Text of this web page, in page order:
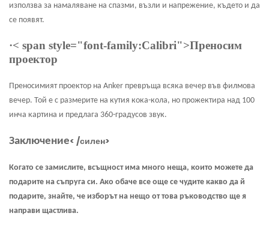
използва за намаляване на спазми, възли и напрежение, където и да
се появят.
·< span style="font-family:Calibri">Преносим
проектор
Преносимият проектор на Anker превръща всяка вечер във филмова
вечер. Той е с размерите на кутия кока-кола, но прожектира над 100
инча картина и предлага 360-градусов звук.
Заключение< /силен>
Когато се замислите, всъщност има много неща, които можете да
подарите на съпруга си. Ако обаче все още се чудите какво да й
подарите, знайте, че изборът на нещо от това ръководство ще я
направи щастлива.